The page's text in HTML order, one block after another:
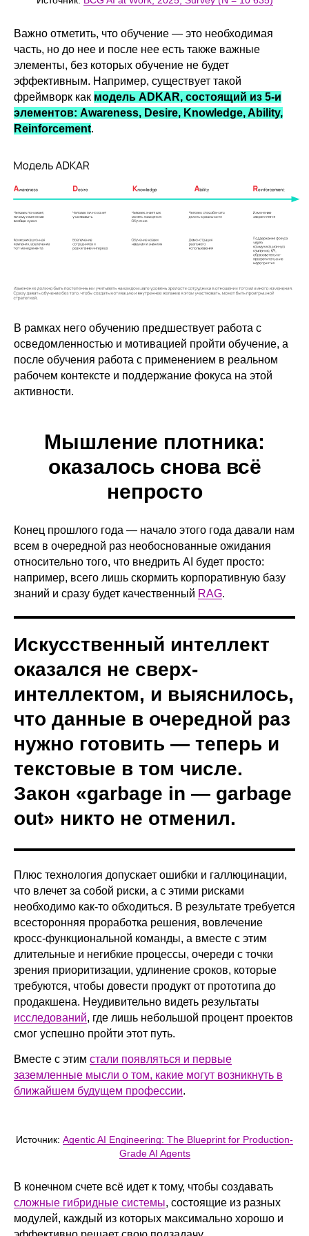
Важно отметить, что обучение — это необходимая
часть, но до нее и после нее есть также важные
элементы, без которых обучение не будет
эффективным. Например, существует такой
фреймворк как модель ADKAR, состоящий из 5-и
элементов: Awareness, Desire, Knowledge, Ability,
Reinforcement.
В рамках него обучению предшествует работа с
осведомленностью и мотивацией пройти обучение, а
после обучения работа с применением в реальном
рабочем контексте и поддержание фокуса на этой
активности.
Мышление плотника:
оказалось снова всё
непросто
Конец прошлого года — начало этого года давали нам
всем в очередной раз необоснованные ожидания
относительно того, что внедрить AI будет просто:
например, всего лишь скормить корпоративную базу
знаний и сразу будет качественный RAG.
Искусственный интеллект
оказался не сверх-
интеллектом, и выяснилось,
что данные в очередной раз
нужно готовить — теперь и
текстовые в том числе.
Закон «garbage in — garbage
out» никто не отменил.
Плюс технология допускает ошибки и галлюцинации,
что влечет за собой риски, а с этими рисками
необходимо как-то обходиться. В результате требуется
всесторонняя проработка решения, вовлечение
кросс-функциональной команды, а вместе с этим
длительные и негибкие процессы, очереди с точки
зрения приоритизации, удлинение сроков, которые
требуются, чтобы довести продукт от прототипа до
продакшена. Неудивительно видеть результаты
исследований, где лишь небольшой процент проектов
смог успешно пройти этот путь.
Вместе с этим стали появляться и первые
заземленные мысли о том, какие могут возникнуть в
ближайшем будущем профессии.
Источник: Agentic AI Engineering: The Blueprint for Production-
Grade AI Agents
В конечном счете всё идет к тому, чтобы создавать
сложные гибридные системы, состоящие из разных
модулей, каждый из которых максимально хорошо и